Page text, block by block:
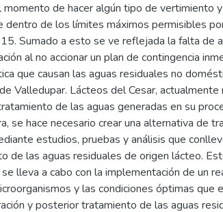
momento de hacer algún tipo de vertimiento
dentro de los límites máximos permisibles
Sumado a esto se ve reflejada la falta de
al no accionar un plan de contingencia
que causan las aguas residuales no
Valledupar. Lácteos del Cesar, actualmente
de las aguas generadas en su
se hace necesario crear una alternativa de
estudios, pruebas y análisis que
de las aguas residuales de origen lácteo.
lleva a cabo con la implementación de un
y las condiciones óptimas que
y posterior tratamiento de las aguas